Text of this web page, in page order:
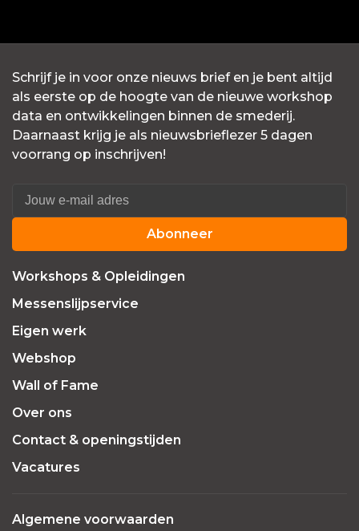
Schrijf je in voor onze nieuws brief en je bent altijd
als eerste op de hoogte van de nieuwe workshop
data en ontwikkelingen binnen de smederij.
Daarnaast krijg je als nieuwsbrieflezer 5 dagen
voorrang op inschrijven!
Abonneer
Workshops & Opleidingen
Messenslijpservice
Eigen werk
Webshop
Wall of Fame
Over ons
Contact & openingstijden
Vacatures
Algemene voorwaarden